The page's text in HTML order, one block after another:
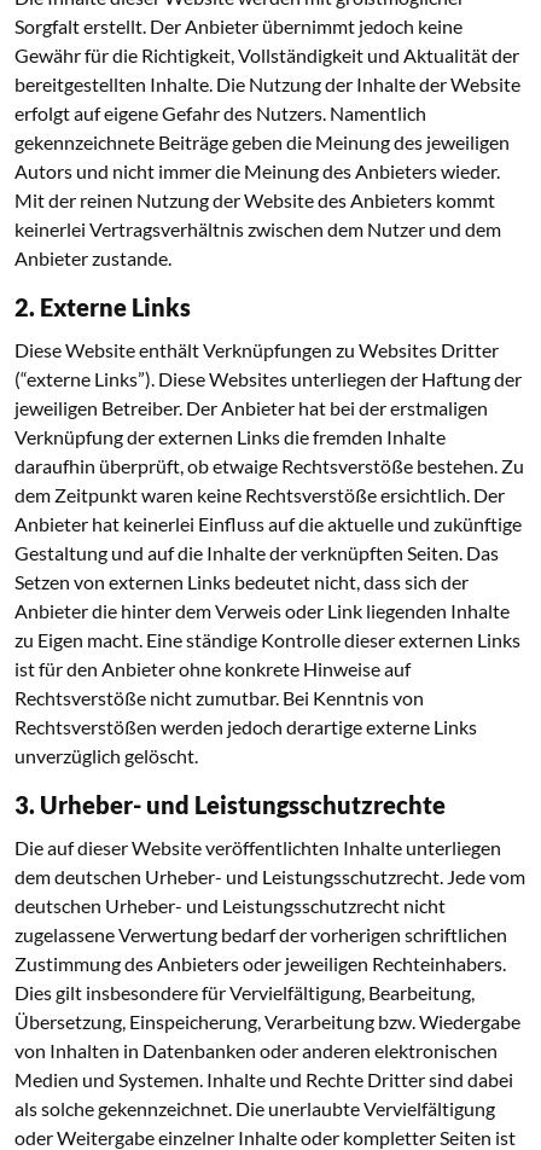
Sorgfalt erstellt. Der Anbieter übernimmt jedoch keine
Gewähr für die Richtigkeit, Vollständigkeit und Aktualität der
bereitgestellten Inhalte. Die Nutzung der Inhalte der Website
erfolgt auf eigene Gefahr des Nutzers. Namentlich
gekennzeichnete Beiträge geben die Meinung des jeweiligen
Autors und nicht immer die Meinung des Anbieters wieder.
Mit der reinen Nutzung der Website des Anbieters kommt
keinerlei Vertragsverhältnis zwischen dem Nutzer und dem
Anbieter zustande.
2. Externe Links
Diese Website enthält Verknüpfungen zu Websites Dritter
(“externe Links”). Diese Websites unterliegen der Haftung der
jeweiligen Betreiber. Der Anbieter hat bei der erstmaligen
Verknüpfung der externen Links die fremden Inhalte
daraufhin überprüft, ob etwaige Rechtsverstöße bestehen. Zu
dem Zeitpunkt waren keine Rechtsverstöße ersichtlich. Der
Anbieter hat keinerlei Einfluss auf die aktuelle und zukünftige
Gestaltung und auf die Inhalte der verknüpften Seiten. Das
Setzen von externen Links bedeutet nicht, dass sich der
Anbieter die hinter dem Verweis oder Link liegenden Inhalte
zu Eigen macht. Eine ständige Kontrolle dieser externen Links
ist für den Anbieter ohne konkrete Hinweise auf
Rechtsverstöße nicht zumutbar. Bei Kenntnis von
Rechtsverstößen werden jedoch derartige externe Links
unverzüglich gelöscht.
3. Urheber- und Leistungsschutzrechte
Die auf dieser Website veröffentlichten Inhalte unterliegen
dem deutschen Urheber- und Leistungsschutzrecht. Jede vom
deutschen Urheber- und Leistungsschutzrecht nicht
zugelassene Verwertung bedarf der vorherigen schriftlichen
Zustimmung des Anbieters oder jeweiligen Rechteinhabers.
Dies gilt insbesondere für Vervielfältigung, Bearbeitung,
Übersetzung, Einspeicherung, Verarbeitung bzw. Wiedergabe
von Inhalten in Datenbanken oder anderen elektronischen
Medien und Systemen. Inhalte und Rechte Dritter sind dabei
als solche gekennzeichnet. Die unerlaubte Vervielfältigung
oder Weitergabe einzelner Inhalte oder kompletter Seiten ist